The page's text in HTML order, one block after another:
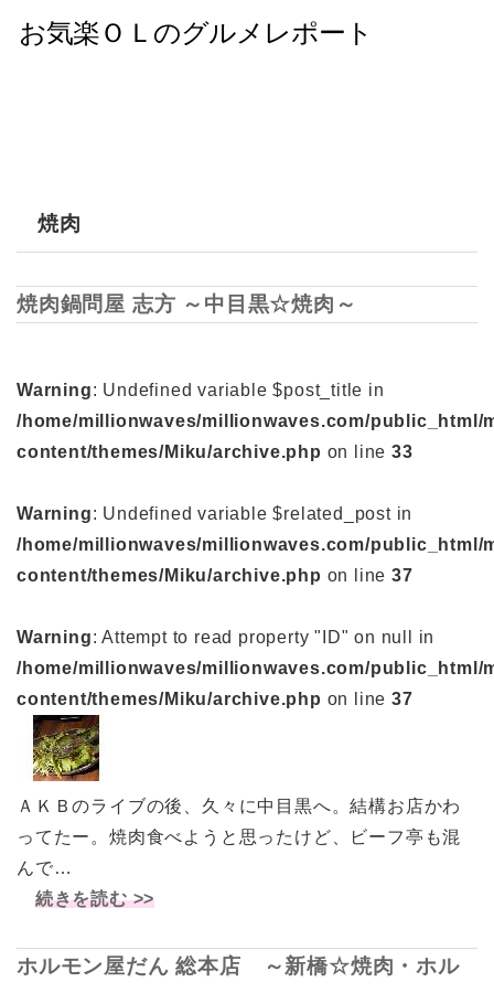
焼肉
焼肉鍋問屋 志方 ～中目黒☆焼肉～
Warning: Undefined variable $post_title in
/home/millionwaves/millionwaves.com/public_html/
content/themes/Miku/archive.php on line33
Warning: Undefined variable $related_post in
/home/millionwaves/millionwaves.com/public_html/
content/themes/Miku/archive.php on line37
Warning: Attempt to read property "ID" on null in
/home/millionwaves/millionwaves.com/public_html/
content/themes/Miku/archive.php on line37
ＡＫＢのライブの後、久々に中目黒へ。結構お店かわ
ってたー。焼肉食べようと思ったけど、ビーフ亭も混
んで…
続きを読む >>
ホルモン屋だん 総本店 ～新橋☆焼肉・ホル